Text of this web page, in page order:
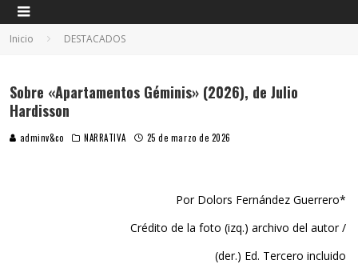
Inicio DESTACADOS
Sobre «Apartamentos Géminis» (2026), de Julio
Hardisson
adminv&co NARRATIVA 25 de marzo de 2026
Por Dolors Fernández Guerrero*
Crédito de la foto (izq.) archivo del autor /
(der.) Ed. Tercero incluido